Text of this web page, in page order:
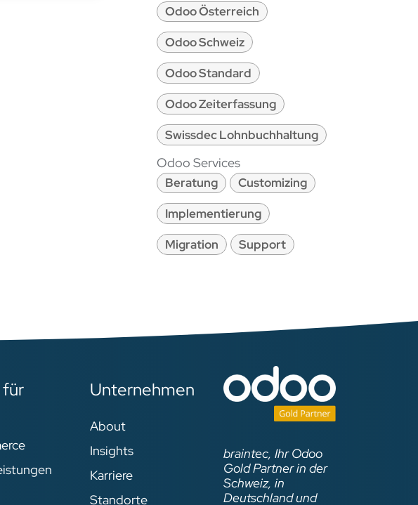
Odoo Österreich
Odoo Schweiz
Odoo Standard
Odoo Zeiterfassung
Swissdec Lohnbuchhaltung
Odoo Services
Beratung
Customizing
Implementierung
Migration
Support
Unternehmen
About
Insights
Karriere
Standorte
braintec, Ihr Odoo
Gold Partner in der
Schweiz, in
Deutschland und